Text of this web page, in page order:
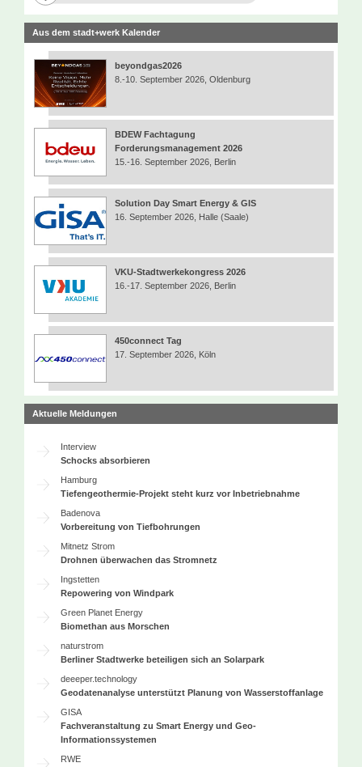
Aus dem stadt+werk Kalender
beyondgas2026
8.-10. September 2026, Oldenburg
BDEW Fachtagung
Forderungsmanagement 2026
15.-16. September 2026, Berlin
Solution Day Smart Energy & GIS
16. September 2026, Halle (Saale)
VKU-Stadtwerkekongress 2026
16.-17. September 2026, Berlin
450connect Tag
17. September 2026, Köln
Aktuelle Meldungen
Interview
Schocks absorbieren
Hamburg
Tiefengeothermie-Projekt steht kurz vor Inbetriebnahme
Badenova
Vorbereitung von Tiefbohrungen
Mitnetz Strom
Drohnen überwachen das Stromnetz
Ingstetten
Repowering von Windpark
Green Planet Energy
Biomethan aus Morschen
naturstrom
Berliner Stadtwerke beteiligen sich an Solarpark
deeeper.technology
Geodatenanalyse unterstützt Planung von Wasserstoffanlage
GISA
Fachveranstaltung zu Smart Energy und Geo-
Informationssystemen
RWE